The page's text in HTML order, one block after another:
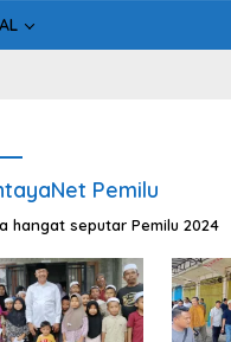
Pemilu
hangat seputar Pemilu 2024